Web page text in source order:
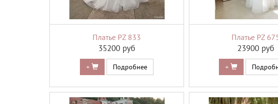
Платье PZ 833
35200 руб
+ Подробнее
Платье PZ
23900 руб
+